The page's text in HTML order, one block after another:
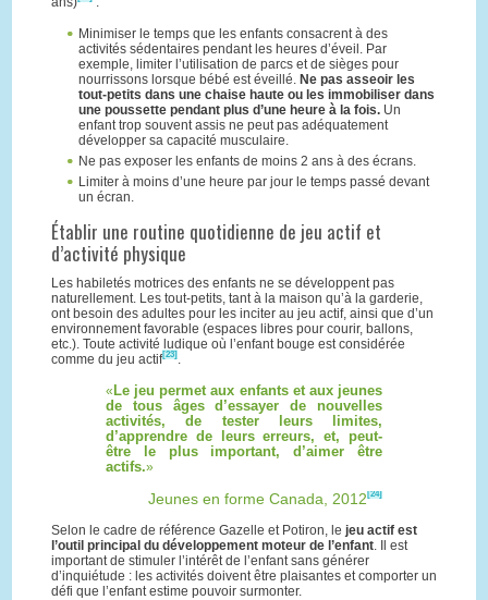
Minimiser le temps que les enfants consacrent à des
activités sédentaires pendant les heures d’éveil. Par
exemple, limiter l’utilisation de parcs et de sièges pour
nourrissons lorsque bébé est éveillé. Ne pas asseoir les
tout-petits dans une chaise haute ou les immobiliser dans
une poussette pendant plus d’une heure à la fois.Un
enfant trop souvent assis ne peut pas adéquatement
développer sa capacité musculaire.
Ne pas exposer les enfants de moins 2 ans à des écrans.
Limiter à moins d’une heure par jour le temps passé devant
un écran.
Établir une routine quotidienne de jeu actif et
d’activité physique
Les habiletés motrices des enfants ne se développent pas
naturellement. Les tout-petits, tant à la maison qu’à la garderie,
ont besoin des adultes pour les inciter au jeu actif, ainsi que d’un
environnement favorable (espaces libres pour courir, ballons,
etc.). Toute activité ludique où l’enfant bouge est considérée
comme du jeu actif[23] .
Le jeu permet aux enfants et aux jeunes
de tous âges d’essayer de nouvelles
activités, de tester leurs limites,
d’apprendre de leurs erreurs, et, peut-
être le plus important, d’aimer être
actifs.
Jeunes en forme Canada, 2012[24]
Selon le cadre de référence Gazelle et Potiron, le jeu actif est
l’outil principal du développement moteur de l’enfant. Il est
important de stimuler l’intérêt de l’enfant sans générer
d’inquiétude : les activités doivent être plaisantes et comporter un
défi que l’enfant estime pouvoir surmonter.